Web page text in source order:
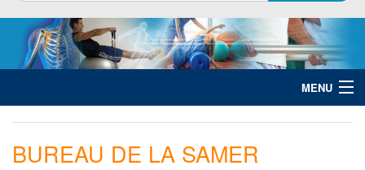
MENU
Présentation
BUREAU DE LA SAMER